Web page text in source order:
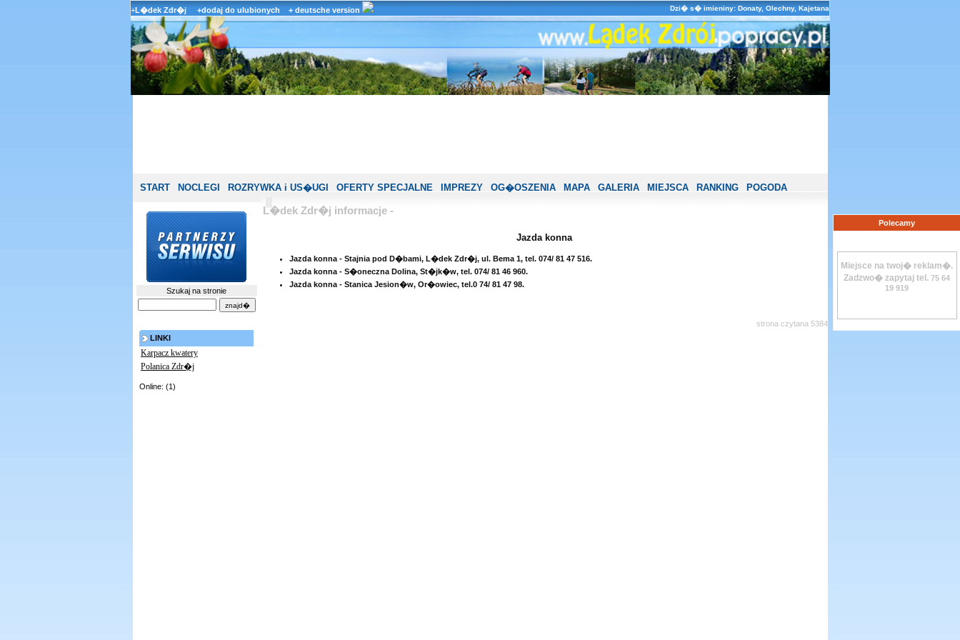
+L�dek Zdr�j +dodaj do ulubionych + deutsche version Dzi� s� imieniny: Donaty, Olechny, Kajetana
START NOCLEGI ROZRYWKA i US�UGI OFERTY SPECJALNE IMPREZY OG�OSZENIA MAPA GALERIA MIEJSCA RANKING POGODA
Szukaj na stronie
LINKI
Karpacz kwatery
Polanica Zdr�j
Online: (1)
L�dek Zdr�j informacje -
Jazda konna
Jazda konna - Stajnia pod D�bami, L�dek Zdr�j, ul. Bema 1, tel. 074/ 81 47 516.
Jazda konna - S�oneczna Dolina, St�jk�w, tel. 074/ 81 46 960.
Jazda konna - Stanica Jesion�w, Or�owiec, tel.0 74/ 81 47 98.
strona czytana 5384
Polecamy
Miejsce na twoj� reklam�.
Zadzwo� zapytaj tel. 75 64
19 919